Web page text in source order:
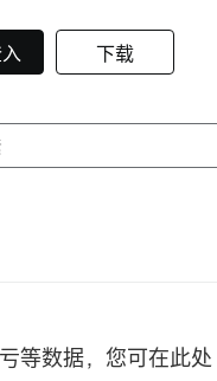
下载
等数据，您可在此处